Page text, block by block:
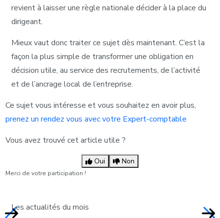
revient à laisser une règle nationale décider à la place du
dirigeant.
Mieux vaut donc traiter ce sujet dès maintenant. C’est la
façon la plus simple de transformer une obligation en
décision utile, au service des recrutements, de l’activité
et de l’ancrage local de l’entreprise.
Ce sujet vous intéresse et vous souhaitez en avoir plus,
prenez un rendez vous avec votre Expert-comptable
Vous avez trouvé cet article utile ?
Oui Non
Merci de votre participation !
Les actualités du mois